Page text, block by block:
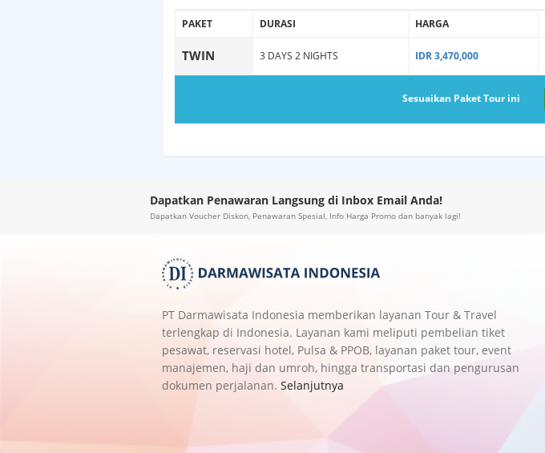
PAKET DURASI HARGA
TWIN 3 DAYS 2 NIGHTS IDR 3,470,000
Sesuaikan Paket Tour ini
Dapatkan Penawaran Langsung di Inbox Email Anda!
Dapatkan Voucher Diskon, Penawaran Spesial, Info Harga Promo dan banyak lagi!
PT Darmawisata Indonesia memberikan layanan Tour & Travel
terlengkap di Indonesia. Layanan kami meliputi pembelian tiket
pesawat, reservasi hotel, Pulsa & PPOB, layanan paket tour, event
manajemen, haji dan umroh, hingga transportasi dan pengurusan
dokumen perjalanan. Selanjutnya